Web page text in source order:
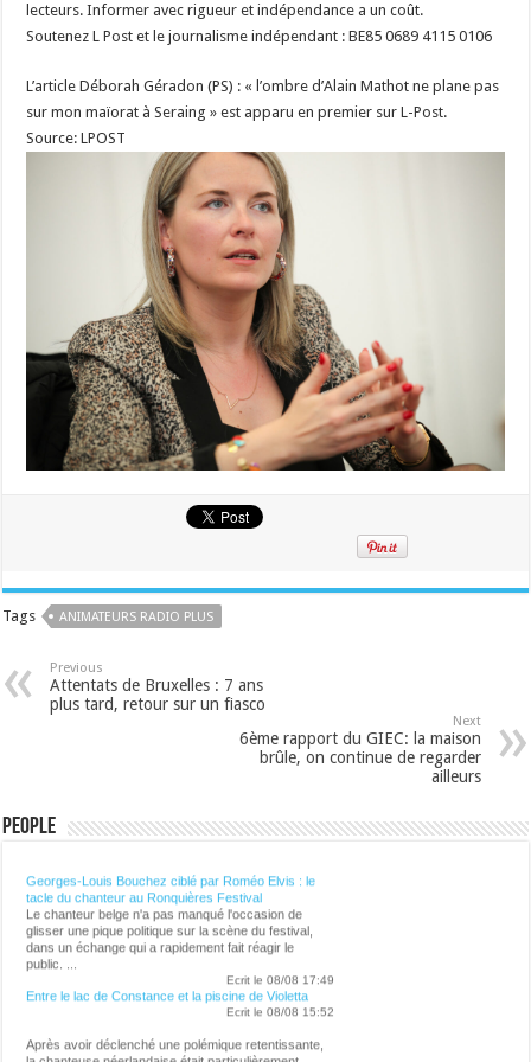
lecteurs. Informer avec rigueur et indépendance a un coût.
Soutenez L Post et le journalisme indépendant : BE85 0689 4115 0106
L’article Déborah Géradon (PS) : « l’ombre d’Alain Mathot ne plane pas
sur mon maïorat à Seraing » est apparu en premier sur L-Post.
Source: LPOST
Tags ANIMATEURS RADIO PLUS
Previous
Attentats de Bruxelles : 7 ans
plus tard, retour sur un fiasco
Next
6ème rapport du GIEC: la maison
brûle, on continue de regarder
ailleurs
People
Lalibre.be - CULTURE
Georges-Louis Bouchez ciblé par Roméo Elvis : le
tacle du chanteur au Ronquières Festival
Le chanteur belge n'a pas manqué l'occasion de
glisser une pique politique sur la scène du festival,
dans un échange qui a rapidement fait réagir le
public. ...
Entre le lac de Constance et la piscine de Violetta
Ecrit le 08/08 15:52
Après avoir déclenché une polémique retentissante,
la chanteuse néerlandaise était particulièrement